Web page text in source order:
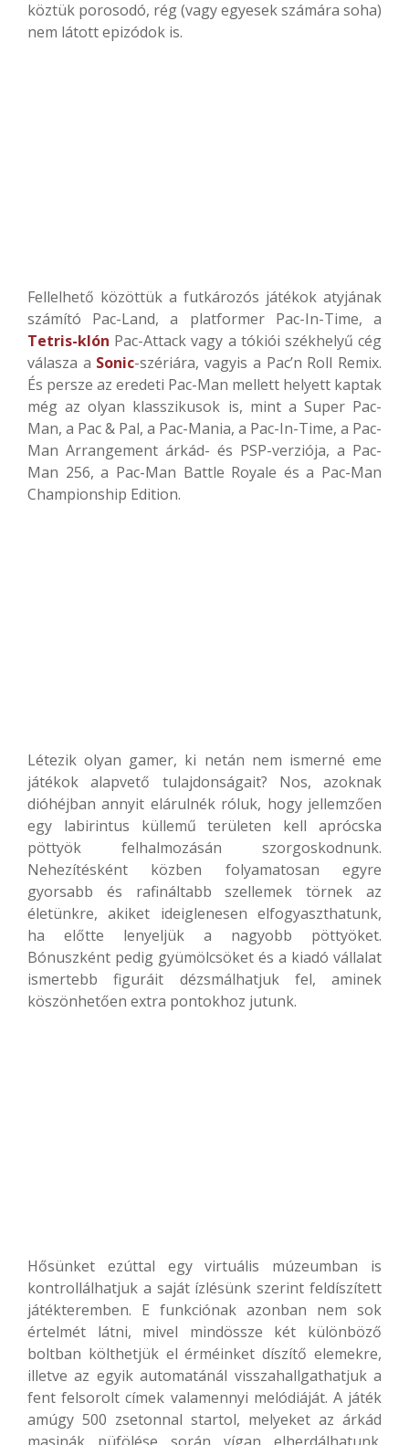
köztük porosodó, rég (vagy egyesek számára soha)
nem látott epizódok is.
Fellelhető közöttük a futkározós játékok atyjának
számító Pac-Land, a platformer Pac-In-Time, a
Tetris-klón Pac-Attack vagy a tókiói székhelyű cég
válasza a Sonic-szériára, vagyis a Pac’n Roll Remix.
És persze az eredeti Pac-Man mellett helyett kaptak
még az olyan klasszikusok is, mint a Super Pac-
Man, a Pac & Pal, a Pac-Mania, a Pac-In-Time, a Pac-
Man Arrangement árkád- és PSP-verziója, a Pac-
Man 256, a Pac-Man Battle Royale és a Pac-Man
Championship Edition.
Létezik olyan gamer, ki netán nem ismerné eme
játékok alapvető tulajdonságait? Nos, azoknak
dióhéjban annyit elárulnék róluk, hogy jellemzően
egy labirintus küllemű területen kell aprócska
pöttyök felhalmozásán szorgoskodnunk.
Nehezítésként közben folyamatosan egyre
gyorsabb és rafináltabb szellemek törnek az
életünkre, akiket ideiglenesen elfogyaszthatunk,
ha előtte lenyeljük a nagyobb pöttyöket.
Bónuszként pedig gyümölcsöket és a kiadó vállalat
ismertebb figuráit dézsmálhatjuk fel, aminek
köszönhetően extra pontokhoz jutunk.
Hősünket ezúttal egy virtuális múzeumban is
kontrollálhatjuk a saját ízlésünk szerint feldíszített
játékteremben. E funkciónak azonban nem sok
értelmét látni, mivel mindössze két különböző
boltban költhetjük el érméinket díszítő elemekre,
illetve az egyik automatánál visszahallgathatjuk a
fent felsorolt címek valamennyi melódiáját. A játék
amúgy 500 zsetonnal startol, melyeket az árkád